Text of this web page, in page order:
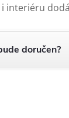
interiéru
doručen?